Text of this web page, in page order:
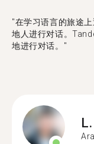
"在学习语言的旅途
地人进行对话。
地进行对话。"
L.